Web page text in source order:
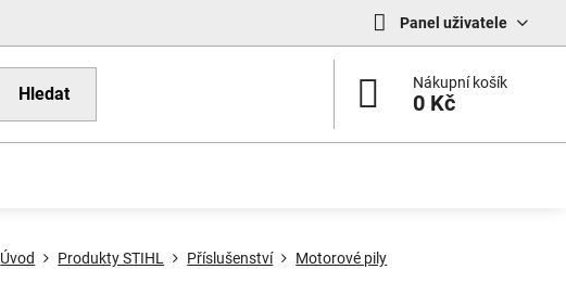
Panel uživatele
Hledat
Nákupní košík
0 Kč
Úvod Produkty STIHL Příslušenství Motorové pily